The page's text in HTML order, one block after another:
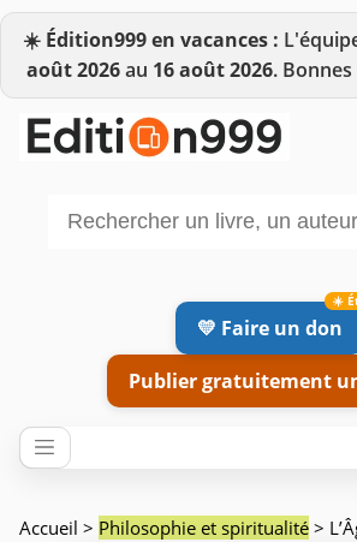
☀️ Édition999 en vacances :
août 2026au 16 août 2026.
💛 Faire un don
Publier gratuitement
Accueil > Philosophie et spiritualité >